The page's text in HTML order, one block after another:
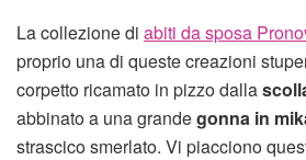
La collezione di abiti da sposa
proprio una di queste creazioni
corpetto ricamato in pizzo dalla
abbinato a una grandegonna in
strascico smerlato. Vi piacciono